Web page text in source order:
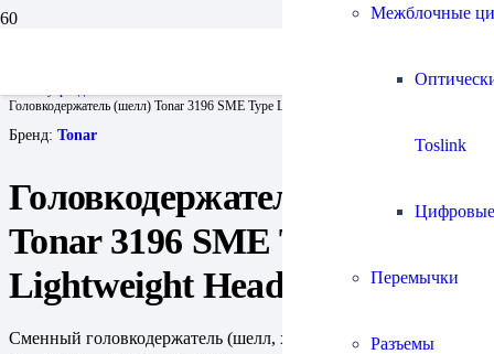
Межблочные
Toslink
Цифровые
Перемычки
Разъемы
Головкодержатель (шелл) Tonar 3196 SME Type Lightweight Headshell Silver
Бренд: Tonar
Головкодержатель (шелл)
Tonar 3196 SME Type
Lightweight Headshell Silver
Сменный головкодержатель (шелл, хедшелл) Tonar 3196 SME